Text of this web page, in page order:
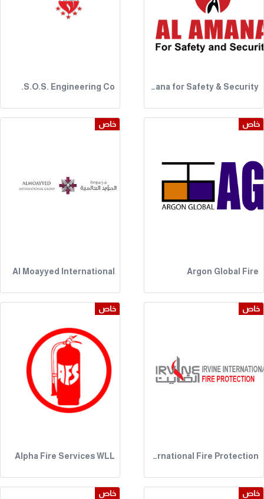
S.O.S. Engineering Co. Al Amana for Safety & Security
خاص
Al Moayyed International
خاص
Argon Global Fire
خاص
Alpha Fire Services WLL
خاص
Irvine International Fire Protection
خاص خاص